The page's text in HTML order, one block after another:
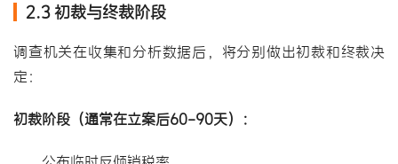
2.3 初裁与终裁阶段
调查机关在收集和分析数据后，将分别做出初裁和终裁决
定：
初裁阶段（通常在立案后60-90天）：